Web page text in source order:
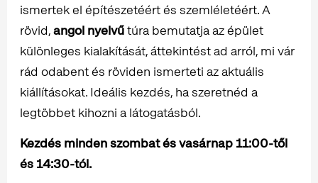
ismertek el építészetéért és szemléletéért. A
rövid,angol nyelvűtúra bemutatja az épület
különleges kialakítását, áttekintést ad arról, mi vár
rád odabent és röviden ismerteti az aktuális
kiállításokat. Ideális kezdés, ha szeretnéd a
legtöbbet kihozni a látogatásból.
Kezdés minden szombat és vasárnap 11:00-től
és 14:30-tól.